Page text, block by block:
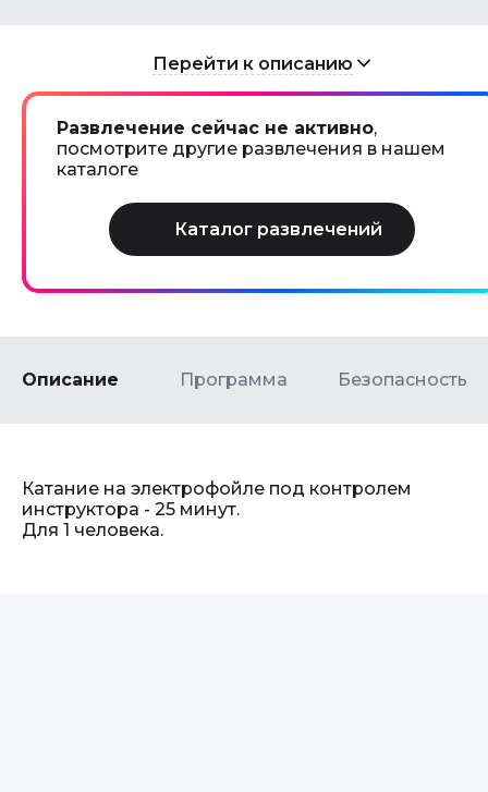
Перейти к описанию
Развлечение сейчас не активно,
посмотрите другие развлечения в нашем
каталоге
Описание Программа Безопасность
Катание на электрофойле под контролем
инструктора - 25 минут.
Для 1 человека.